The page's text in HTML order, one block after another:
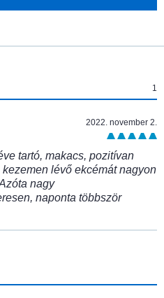
1
2022. november 2.
tartó, makacs, pozitívan
lévő ekcémát nagyon
nagy
naponta többször